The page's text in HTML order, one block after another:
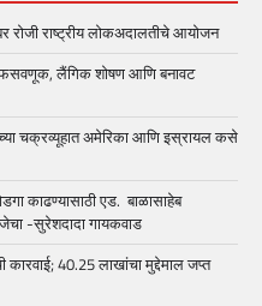
रोजी राष्ट्रीय लोकअदालतीचे आयोजन
लैंगिक शोषण आणि बनावट
चक्रव्यूहात अमेरिका आणि इस्रायल कसे
काढण्यासाठी एड. बाळासाहेब
-सुरेशदादा गायकवाड
40.25 लाखांचा मुद्देमाल जप्त